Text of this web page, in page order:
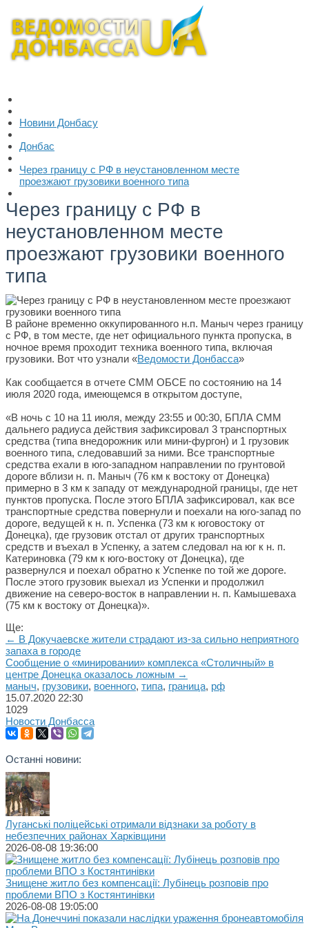
Новини Донбасу
Донбас
Через границу с РФ в неустановленном месте
проезжают грузовики военного типа
Через границу с РФ в
неустановленном месте
проезжают грузовики военного
типа
В районе временно оккупированного н.п. Маныч через границу
с РФ, в том месте, где нет официального пункта пропуска, в
ночное время проходит техника военного типа, включая
грузовики. Вот что узнали «Ведомости Донбасса»
Как сообщается в отчете СММ ОБСЕ по состоянию на 14
июля 2020 года, имеющемся в открытом доступе,
«В ночь с 10 на 11 июля, между 23:55 и 00:30, БПЛА СММ
дальнего радиуса действия зафиксировал 3 транспортных
средства (типа внедорожник или мини-фургон) и 1 грузовик
военного типа, следовавший за ними. Все транспортные
средства ехали в юго-западном направлении по грунтовой
дороге вблизи н. п. Маныч (76 км к востоку от Донецка)
примерно в 3 км к западу от международной границы, где нет
пунктов пропуска. После этого БПЛА зафиксировал, как все
транспортные средства повернули и поехали на юго-запад по
дороге, ведущей к н. п. Успенка (73 км к юговостоку от
Донецка), где грузовик отстал от других транспортных
средств и въехал в Успенку, а затем следовал на юг к н. п.
Катериновка (79 км к юго-востоку от Донецка), где
развернулся и поехал обратно к Успенке по той же дороге.
После этого грузовик выехал из Успенки и продолжил
движение на северо-восток в направлении н. п. Камышеваха
(75 км к востоку от Донецка)».
Ще:
← В Докучаевске жители страдают из-за сильно неприятного
запаха в городе
Сообщение о «минировании» комплекса «Столичный» в
центре Донецка оказалось ложным →
маныч, грузовики, военного, типа, граница, рф
15.07.2020 22:30
1029
Новости Донбасса
Останні новини:
Луганські поліцейські отримали відзнаки за роботу в
небезпечних районах Харківщини
2026-08-08 19:36:00
Знищене житло без компенсації: Лубінець розповів про
проблеми ВПО з Костянтинівки
2026-08-08 19:05:00